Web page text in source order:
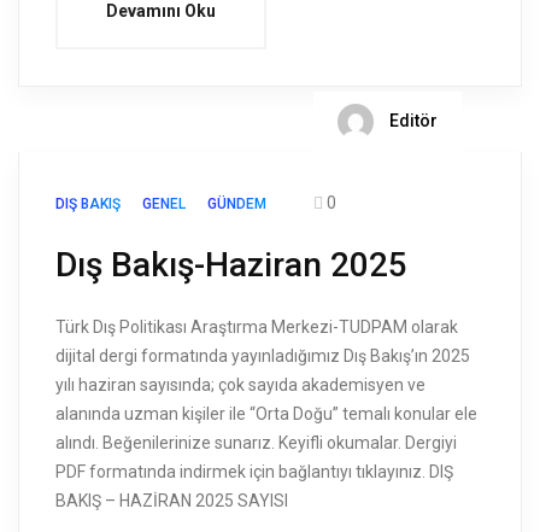
Devamını Oku
Editör
DIŞ BAKIŞ GENEL GÜNDEM 0
Dış Bakış-Haziran 2025
Türk Dış Politikası Araştırma Merkezi-TUDPAM olarak
dijital dergi formatında yayınladığımız Dış Bakış’ın 2025
yılı haziran sayısında; çok sayıda akademisyen ve
alanında uzman kişiler ile “Orta Doğu” temalı konular ele
alındı. Beğenilerinize sunarız. Keyifli okumalar. Dergiyi
PDF formatında indirmek için bağlantıyı tıklayınız. DIŞ
BAKIŞ – HAZİRAN 2025 SAYISI